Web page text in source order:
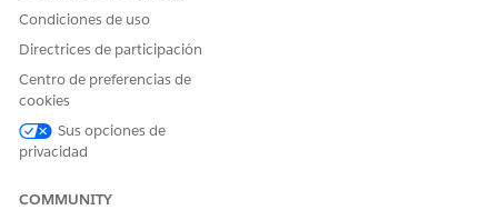
Condiciones de uso
Directrices de participación
Centro de preferencias de
cookies
Sus opciones de
privacidad
COMMUNITY